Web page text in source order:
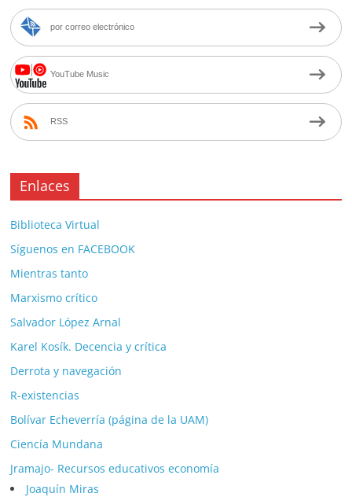
por correo electrónico
YouTube Music
RSS
Enlaces
Biblioteca Virtual
Síguenos en FACEBOOK
Mientras tanto
Marxismo crítico
Salvador López Arnal
Karel Kosík. Decencia y crítica
Derrota y navegación
R-existencias
Bolívar Echeverría (página de la UAM)
Ciencía Mundana
Jramajo- Recursos educativos economía
Joaquín Miras